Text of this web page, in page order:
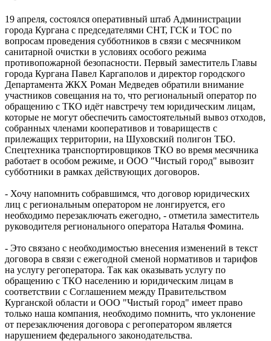
19 апреля, состоялся оперативный штаб Администрации
города Кургана с председателями СНТ, ГСК и ТОС по
вопросам проведения субботников в связи с месячником
санитарной очистки в условиях особого режима
противопожарной безопасности. Первый заместитель Главы
города Кургана Павел Каргаполов и директор городского
Департамента ЖКХ Роман Медведев обратили внимание
участников совещания на то, что региональный оператор по
обращению с ТКО идёт навстречу тем юридическим лицам,
которые не могут обеспечить самостоятельный вывоз отходов,
собранных членами кооперативов и товариществ с
прилежащих территории, на Шуховский полигон ТБО.
Спецтехника транспортировщиков ТКО во время месячника
работает в особом режиме, и ООО "Чистый город" вывозит
субботники в рамках действующих договоров.
- Хочу напомнить собравшимся, что договор юридических
лиц с региональным оператором не лонгируется, его
необходимо перезаключать ежегодно, - отметила заместитель
руководителя регионального оператора Наталья Фомина.
- Это связано с необходимостью внесения изменений в текст
договора в связи с ежегодной сменой нормативов и тарифов
на услугу регоператора. Так как оказывать услугу по
обращению с ТКО населению и юридическим лицам в
соответствии с Соглашением между Правительством
Курганской области и ООО "Чистый город" имеет право
только наша компания, необходимо помнить, что уклонение
от перезаключения договора с регоператором является
нарушением федерального законодательства.